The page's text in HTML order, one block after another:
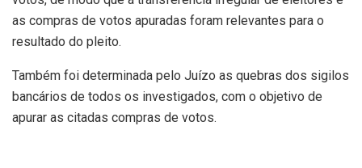
as compras de votos apuradas foram relevantes para o
resultado do pleito.
Também foi determinada pelo Juízo as quebras dos sigilos
bancários de todos os investigados, com o objetivo de
apurar as citadas compras de votos.